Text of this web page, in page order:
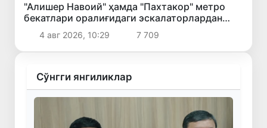
"Алишер Навоий" ҳамда "Пахтакор" метро
бекатлари оралиғидаги эскалаторлардан
бири йўловчилар учун фойдаланишга қайта
топширилади
4 авг 2026, 10:29 7 709
Сўнгги янгиликлар